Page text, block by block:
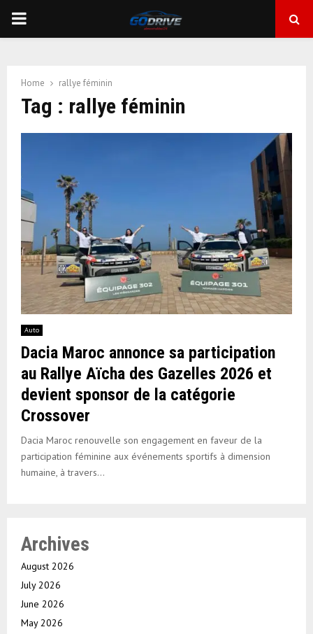
PRIMARY
Home rallye féminin
Tag : rallye féminin
Auto
Dacia Maroc annonce sa participation
au Rallye Aïcha des Gazelles 2026 et
devient sponsor de la catégorie
Crossover
Dacia Maroc renouvelle son engagement en faveur de la
participation féminine aux événements sportifs à dimension
humaine, à travers...
Archives
August 2026
July 2026
June 2026
May 2026